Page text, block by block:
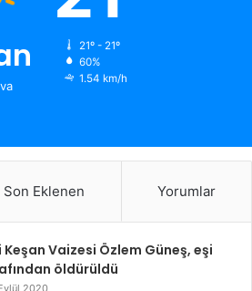
21º - 21º
60%
1.54 km/h
Son Eklenen Yorumlar
Keşan Vaizesi Özlem Güneş, eşi
öldürüldü
2020